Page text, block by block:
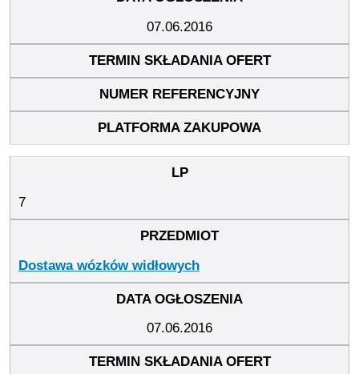
07.06.2016
7
Dostawa wózków widłowych
07.06.2016